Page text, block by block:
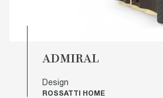
ADMIRAL
Design
ROSSATTI HOME